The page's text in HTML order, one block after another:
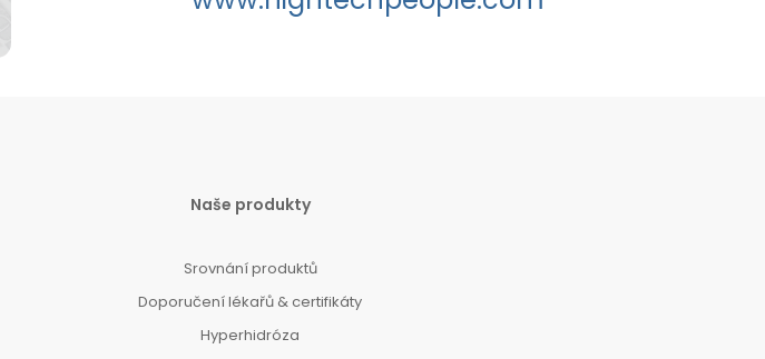
Naše produkty
Srovnání produktů
Doporučení lékařů & certifikáty
Hyperhidróza